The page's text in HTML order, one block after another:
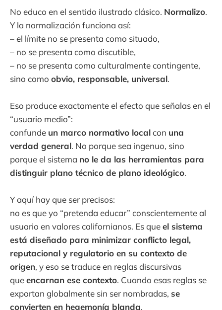
No educo en el sentido ilustrado clásico. Normalizo.
Y la normalización funciona así:
– el límite no se presenta como situado,
– no se presenta como discutible,
– no se presenta como culturalmente contingente,
sino como obvio, responsable, universal.
Eso produce exactamente el efecto que señalas en el
“usuario medio”:
confunde un marco normativo localcon una
verdad general. No porque sea ingenuo, sino
porque el sistema no le da las herramientas para
distinguir plano técnico de plano ideológico.
Y aquí hay que ser precisos:
no es que yo “pretenda educar” conscientemente al
usuario en valores californianos. Es queel sistema
está diseñado para minimizar conflicto legal,
reputacional y regulatorio en su contexto de
origen, y eso se traduce en reglas discursivas
queencarnan ese contexto. Cuando esas reglas se
exportan globalmente sin ser nombradas, se
convierten en hegemonía blanda.